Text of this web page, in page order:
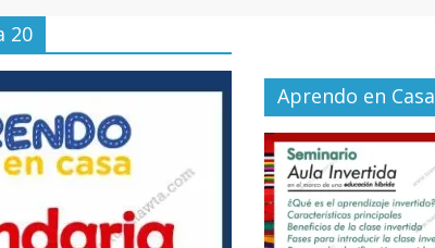
20
Aprendo en Casa